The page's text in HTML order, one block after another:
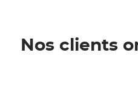
Nos clients